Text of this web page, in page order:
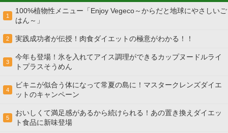
1
100%植物性メニュー「Enjoy Vegeco～からだと地球にやさしいご
はん～」
2 実践成功者が伝授！肉食ダイエットの極意がわかる！！
3
今年も登場！氷を入れてアイス調理ができるカップヌードルライ
トプラスそうめん
4
ビキニが似合う体になって常夏の島に！マスタークレンズダイエ
ットのキャンペーン
5
おいしくて満足感があるから続けられる！あの置き換えダイエッ
ト食品に新味登場